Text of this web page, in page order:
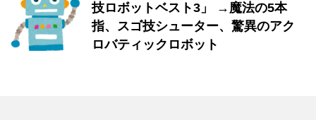
技ロボットベスト3」 →魔法の5本
指、スゴ技シューター、驚異のアク
ロバティックロボット